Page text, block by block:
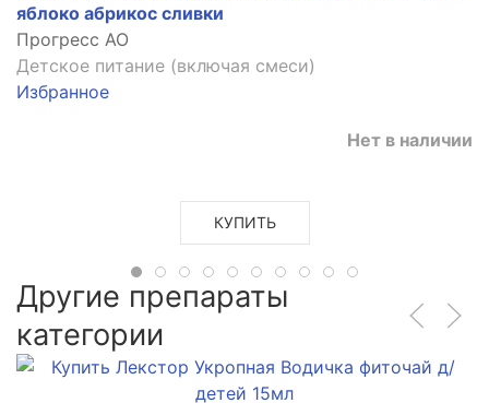
яблоко абрикос сливки
Прогресс АО
Детское питание (включая смеси)
Избранное
Нет в наличии
КУПИТЬ
Другие препараты
категории